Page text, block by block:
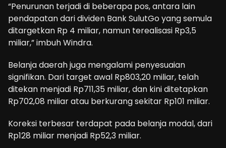
“Penurunan terjadi di beberapa pos, antara lain
pendapatan dari dividen Bank SulutGo yang semula
ditargetkan Rp 4 miliar, namun terealisasi Rp3,5
miliar,” imbuh Windra.
Belanja daerah juga mengalami penyesuaian
signifikan. Dari target awal Rp803,20 miliar, telah
ditekan menjadi Rp711,35 miliar, dan kini ditetapkan
Rp702,08 miliar atau berkurang sekitar Rp101 miliar.
Koreksi terbesar terdapat pada belanja modal, dari
Rp128 miliar menjadi Rp52,3 miliar.